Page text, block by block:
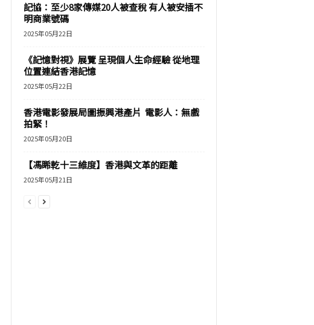
記協：至少8家傳媒20人被查稅 有人被安插不
明商業號碼
2025年05月22日
《記憶對視》展覽 呈現個人生命經驗 從地理
位置連結香港記憶
2025年05月22日
香港電影發展局圖振興港產片 電影人：無戲
拍緊！
2025年05月20日
【馮睎乾十三維度】香港與文革的距離
2025年05月21日